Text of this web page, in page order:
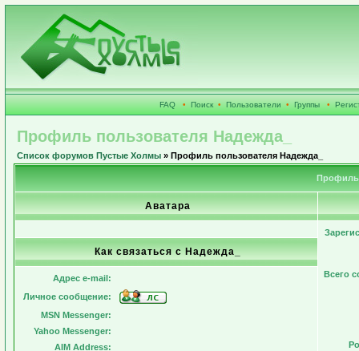
FAQ • Поиск • Пользователи • Группы •
Профиль пользователя Надежда_
Список форумов Пустые Холмы » Профиль пользователя Надежда_
Профиль
Аватара
Всего
Как связаться с Надежда_
Адрес e-mail:
Личное сообщение:
MSN Messenger:
Yahoo Messenger:
AIM Address: